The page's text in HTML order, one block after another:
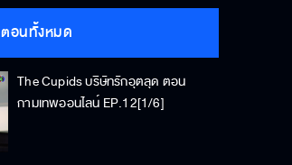
ตอนทั้งหมด
The Cupids บริษัทรักอุตลุด ตอน
กามเทพออนไลน์ EP.12[1/6]